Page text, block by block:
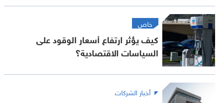
خاص
كيف يؤثر ارتفاع أسعار الوقود على
السياسات الاقتصادية؟
أخبار الشركات